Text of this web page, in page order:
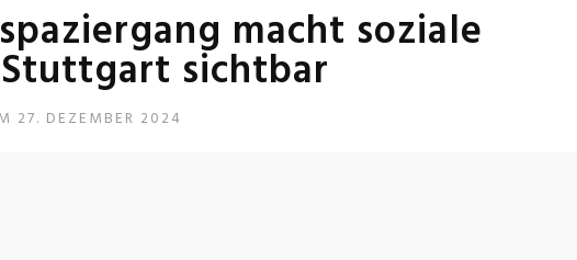
macht soziale
sichtbar
27. DEZEMBER 2024